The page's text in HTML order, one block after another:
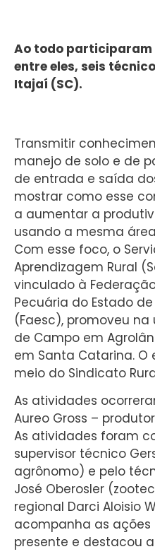
Ao todo participaram
entre eles, seis
Itajaí (SC).
Transmitir
manejo de solo e de
de entrada e saída
mostrar como esse
a aumentar a
usando a mesma
Com esse foco, o
Aprendizagem Rural
vinculado à
Pecuária do Estado
(Faesc), promoveu
de Campo em
em Santa Catarina. O
meio do Sindicato
As atividades
Aureo Gross –
As atividades foram
supervisor técnico
agrônomo) e pelo
José Oberosler
regional Darci Aloisio
acompanha as ações
presente e destacou